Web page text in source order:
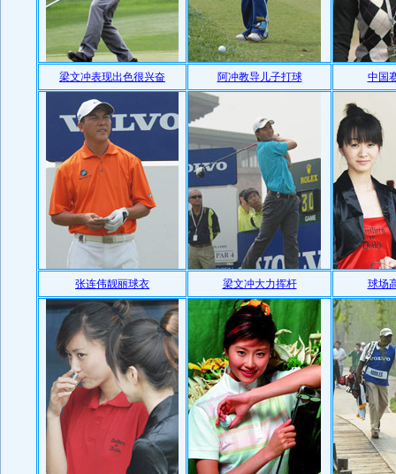
梁文冲表现出色很兴奋 阿冲教导儿子打球 中国
张连伟靓丽球衣 梁文冲大力挥杆 球场